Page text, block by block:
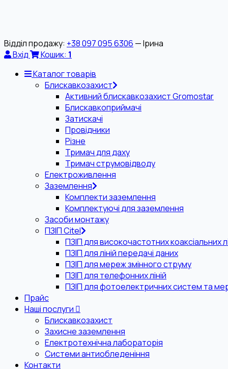
Відділ продажу: +38 097 095 6306 — Ірина
Вхід
Кошик: 1
Каталог товарів
Блискавкозахист
Активний блискавкозахист Gromostar
Блискавкоприймачі
Затискачі
Провідники
Різне
Тримач для даху
Тримач струмовідводу
Електроживлення
Заземлення
Комплекти заземлення
Комплектуючі для заземлення
Засоби монтажу
ПЗІП Citel
ПЗІП для високочастотних коаксіальних
ПЗІП для ліній передачі даних
ПЗІП для мереж змінного струму
ПЗІП для телефонних ліній
ПЗІП для фотоелектричних систем та
Прайс
Наші послуги
Блискавкозахист
Захисне заземлення
Електротехнічна лабораторія
Системи антиобледеніння
Контакти